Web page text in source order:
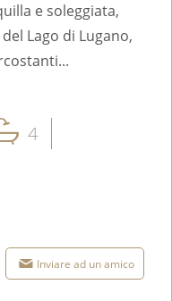
e soleggiata,
Lago di Lugano,
4
Inviare ad un amico